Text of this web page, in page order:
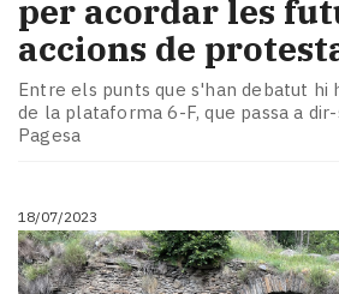
per acordar les
accions de
Entre els punts que s'han debatut hi
de la plataforma 6-F, que passa a
Pagesa
18/07/2023